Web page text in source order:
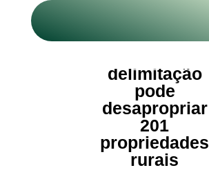
delimitação
pode
desapropriar
201
propriedades
rurais